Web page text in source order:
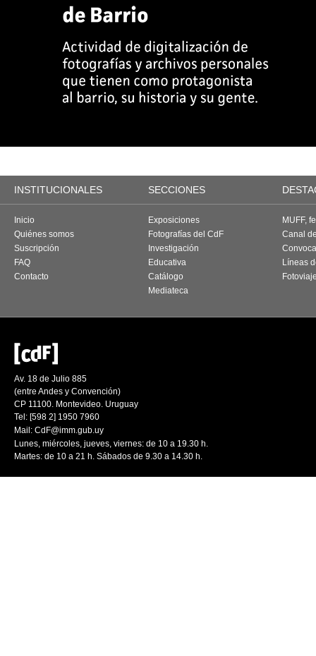
INSTITUCIONALES SECCIONES
Inicio
Quiénes somos
Suscripción
FAQ
Contacto
Exposiciones
Fotografías del CdF
Investigación
Educativa
Catálogo
Mediateca
MUFF,
Canal
Líneas
Av. 18 de Julio 885
(entre Andes y Convención)
CP 11100. Montevideo. Uruguay
Tel: [598 2] 1950 7960
Mail: CdF@imm.gub.uy
Lunes, miércoles, jueves, viernes: de 10 a 19.30 h.
Martes: de 10 a 21 h. Sábados de 9.30 a 14.30 h.